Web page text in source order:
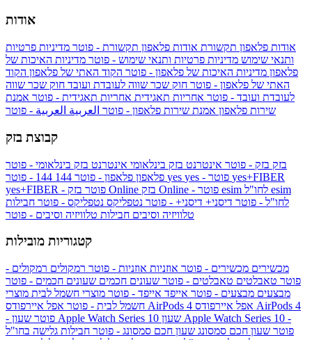
אודות
אודות פלאפון תקשורת אודות פלאפון תקשורת - פוטר מדיניות פרטיות
ותנאי שימוש מדיניות פרטיות ותנאי שימוש - פוטר מדיניות האיכות של
פלאפון מדיניות האיכות של פלאפון - פוטר הקוד האתי של פלאפון הקוד
האתי של פלאפון - פוטר חוק שכר שווה לעובדת ועובד חוק שכר שווה
לעובדת ועובד - פוטר אחריות תאגידית אחריות תאגידית - פוטר אמנת
שירות פלאפון אמנת שירות פלאפון - פוטר العربية العربية - פוטר
קבוצת בזק
בזק בזק - פוטר אינטרנט בזק בינלאומי אינטרנט בזק בינלאומי - פוטר
פלאפון פלאפון - פוטר 144 yes
yes+FIBER
yes+FIBER - פוטר בזק Online
esim
לחו"ל - פוטר דיסני+ דיסני+ - פוטר נטפליקס נטפליקס - פוטר חבילות
טלוויזיה וסיבים חבילות טלוויזיה וסיבים - פוטר
קטגוריות מובילות
מכשירים מכשירים - פוטר אוזניות אוזניות - פוטר רמקולים רמקולים -
פוטר טאבלטים טאבלטים - פוטר שעונים חכמים שעונים חכמים - פוטר
מבצעים מבצעים - פוטר אייפד אייפד - פוטר מוצרי חשמל לבית מוצרי
חשמל לבית - פוטר אפל איירפודס AirPods 4 אפל איירפודס AirPods 4
- פוטר שעון Apple Watch Series 10 שעון Apple Watch Series 10 -
פוטר שעון חכם סמסונג שעון חכם סמסונג - פוטר חבילות גלישה בחו"ל